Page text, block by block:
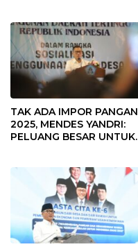
TAK ADA IMPOR PANGAN
2025, MENDES YANDRI:
PELUANG BESAR UNTUK